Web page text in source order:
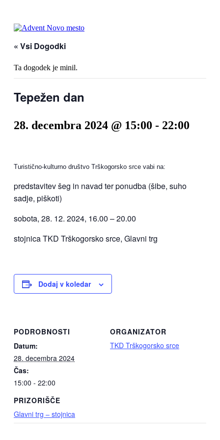
« Vsi Dogodki
Ta dogodek je minil.
Tepežen dan
28. decembra 2024 @ 15:00 - 22:00
Turistično-kulturno društvo Trškogorsko srce vabi na:
predstavitev šeg in navad ter ponudba (šibe, suho
sadje, piškoti)
sobota, 28. 12. 2024, 16.00 – 20.00
stojnica TKD Trškogorsko srce, Glavni trg
Dodaj v koledar
PODROBNOSTI
Datum:
28. decembra 2024
Čas:
15:00 - 22:00
PRIZORIŠČE
Glavni trg – stojnica
ORGANIZATOR
TKD Trškogorsko srce